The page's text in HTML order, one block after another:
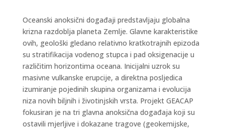
Oceanski anoksični događaji predstavljaju globalna
krizna razdoblja planeta Zemlje. Glavne karakteristike
ovih, geološki gledano relativno kratkotrajnih epizoda
su stratifikacija vodenog stupca i pad oksigenacije u
različitim horizontima oceana. Inicijalni uzrok su
masivne vulkanske erupcije, a direktna posljedica
izumiranje pojedinih skupina organizama i evolucija
niza novih biljnih i životinjskih vrsta. Projekt GEACAP
fokusiran je na tri glavna anoksična događaja koji su
ostavili mjerljive i dokazane tragove (geokemijske,